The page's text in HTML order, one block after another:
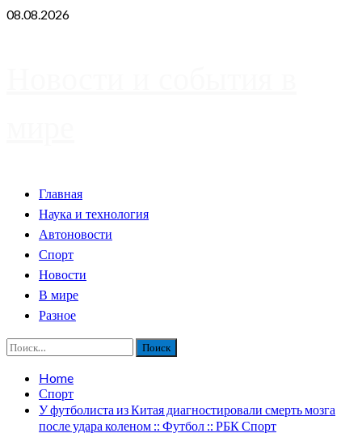
Skip
08.08.2026
PrimaryГлавная
Наука и технология
Автоновости
Спорт
Новости
В мире
Разное
Найти:
Home
Спорт
У футболиста из Китая диагностировали смерть мозга
после удара коленом :: Футбол :: РБК Спорт